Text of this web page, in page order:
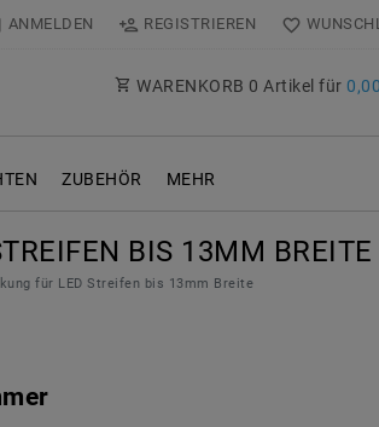
ANMELDEN REGISTRIEREN
WARENKORB 0 Artikel für
ZUBEHÖR MEHR
BIS 13MM BREITE
für LED Streifen bis 13mm Breite